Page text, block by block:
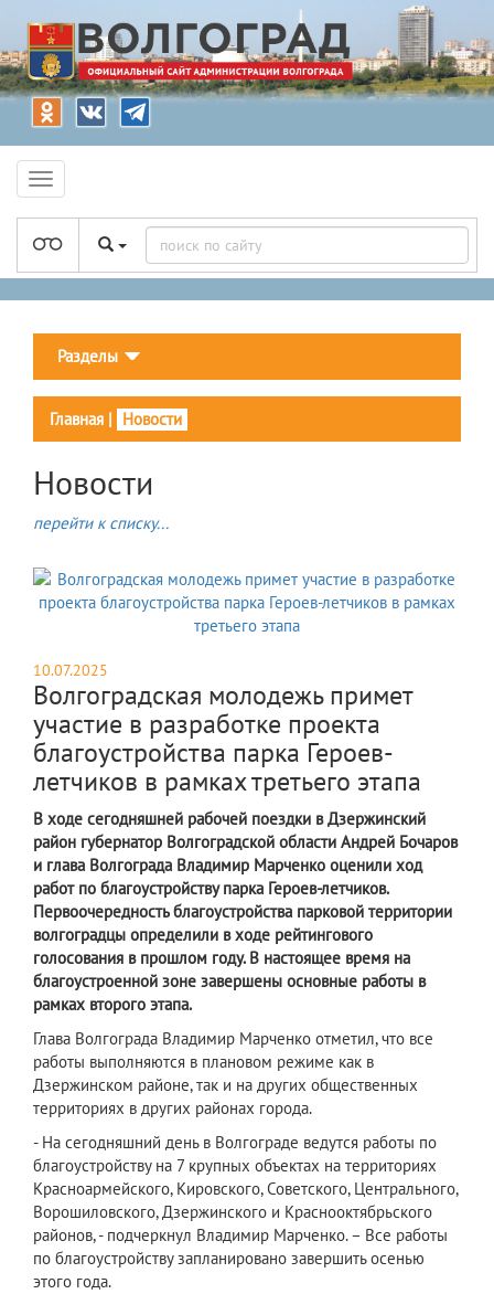
Разделы
Главная | Новости
Новости
перейти к списку...
10.07.2025
Волгоградская молодежь примет
участие в разработке проекта
благоустройства парка Героев-
летчиков в рамках третьего этапа
В ходе сегодняшней рабочей поездки в Дзержинский
район губернатор Волгоградской области Андрей Бочаров
и глава Волгограда Владимир Марченко оценили ход
работ по благоустройству парка Героев-летчиков.
Первоочередность благоустройства парковой территории
волгоградцы определили в ходе рейтингового
голосования в прошлом году. В настоящее время на
благоустроенной зоне завершены основные работы в
рамках второго этапа.
​Глава Волгограда Владимир Марченко отметил, что все
работы выполняются в плановом режиме как в
Дзержинском районе, так и на других общественных
территориях в других районах города.
- На сегодняшний день в Волгограде ведутся работы по
благоустройству на 7 крупных объектах на территориях
Красноармейского, Кировского, Советского, Центрального,
Ворошиловского, Дзержинского и Краснооктябрьского
районов, - подчеркнул Владимир Марченко. – Все работы
по благоустройству запланировано завершить осенью
этого года.